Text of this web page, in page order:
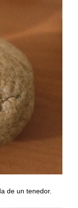
de un tenedor.